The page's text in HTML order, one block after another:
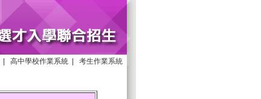
高中學校作業系統 考生作業系統